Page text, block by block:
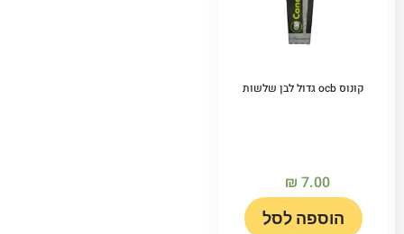
קונוס ocb גדול לבן שלשות
₪ 7.00
הוספה לסל